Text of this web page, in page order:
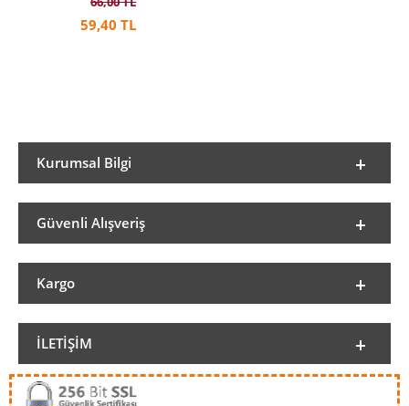
59,40 TL
Kurumsal Bilgi
Güvenli Alışveriş
Kargo
İLETIŞIM